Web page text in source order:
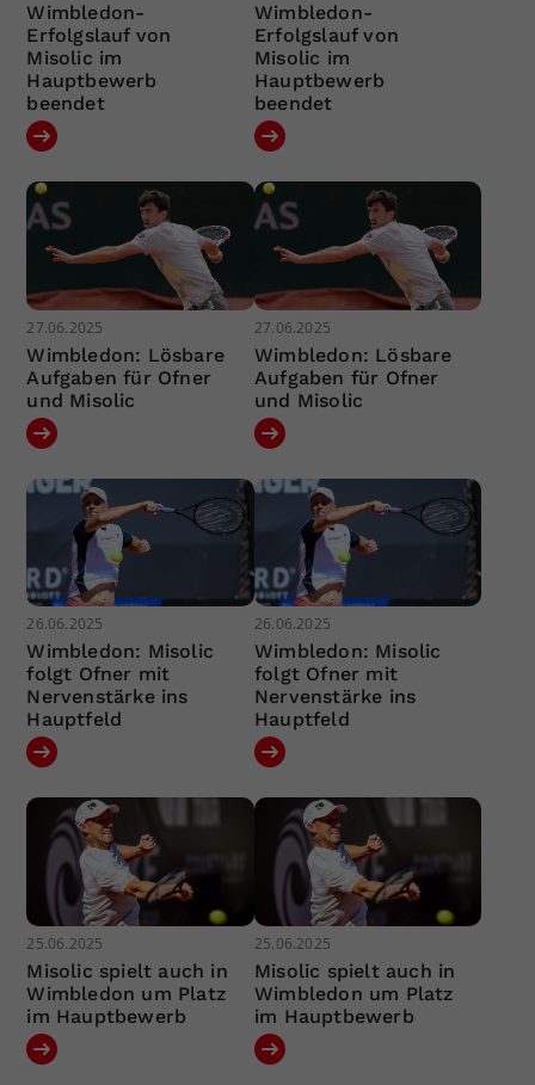
Wimbledon-
Erfolgslauf von
Misolic im
Hauptbewerb
beendet
Wimbledon-
Erfolgslauf von
Misolic im
Hauptbewerb
beendet
27.06.2025
Wimbledon: Lösbare
Aufgaben für Ofner
und Misolic
27.06.2025
Wimbledon: Lösbare
Aufgaben für Ofner
und Misolic
26.06.2025
Wimbledon: Misolic
folgt Ofner mit
Nervenstärke ins
Hauptfeld
26.06.2025
Wimbledon: Misolic
folgt Ofner mit
Nervenstärke ins
Hauptfeld
25.06.2025
Misolic spielt auch in
Wimbledon um Platz
im Hauptbewerb
25.06.2025
Misolic spielt auch in
Wimbledon um Platz
im Hauptbewerb